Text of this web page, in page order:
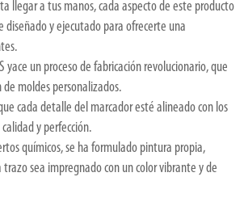
llegar a tus manos, cada aspecto de este producto
diseñado y ejecutado para ofrecerte una
yace un proceso de fabricación revolucionario, que
moldes personalizados.
cada detalle del marcador esté alineado con los
y perfección.
químicos, se ha formulado pintura propia,
sea impregnado con un color vibrante y de